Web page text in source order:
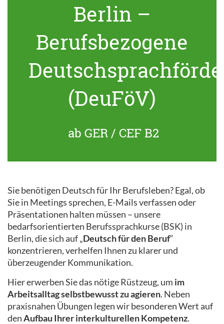
Berlin –
Berufsbezogene
(DeuFöV)
ab GER / CEF B2
Sie benötigen Deutsch für Ihr Berufsleben? Egal, ob
Sie in Meetings sprechen, E-Mails verfassen oder
Präsentationen halten müssen – unsere
bedarfsorientierten Berufssprachkurse (BSK) in
Berlin, die sich auf „Deutsch für den Beruf“
konzentrieren, verhelfen Ihnen zu klarer und
überzeugender Kommunikation.
Hier erwerben Sie das nötige Rüstzeug, um im
Arbeitsalltag selbstbewusst zu agieren. Neben
praxisnahen Übungen legen wir besonderen Wert auf
denAufbau Ihrer interkulturellen Kompetenz.